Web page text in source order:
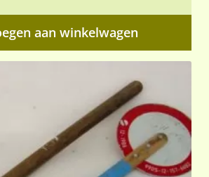
aan winkelwagen